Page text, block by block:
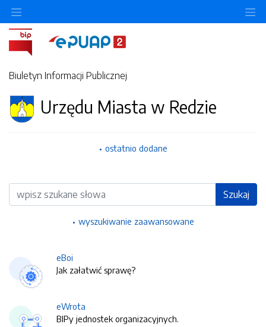
Biuletyn Informacji Publicznej
Urzędu Miasta w Redzie
ostatnio dodane
Wyszukiwarka Szukaj
wyszukiwanie zaawansowane
eBoi
Jak załatwić sprawę?
eWrota
BIPy jednostek organizacyjnych.